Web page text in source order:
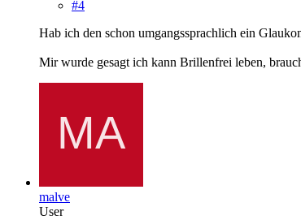
#4
Hab ich den schon umgangssprachlich ein
Mir wurde gesagt ich kann Brillenfrei leben,
malve
User